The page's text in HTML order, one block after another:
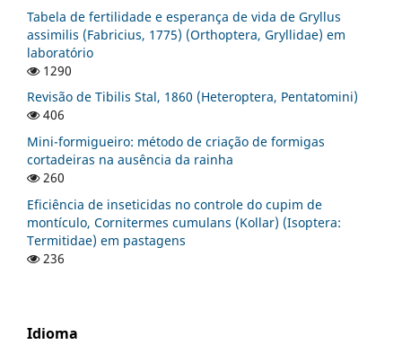
Tabela de fertilidade e esperança de vida de Gryllus
assimilis (Fabricius, 1775) (Orthoptera, Gryllidae) em
laboratório
1290
Revisão de Tibilis Stal, 1860 (Heteroptera, Pentatomini)
406
Mini-formigueiro: método de criação de formigas
cortadeiras na ausência da rainha
260
Eficiência de inseticidas no controle do cupim de
montículo, Cornitermes cumulans (Kollar) (Isoptera:
Termitidae) em pastagens
236
Idioma